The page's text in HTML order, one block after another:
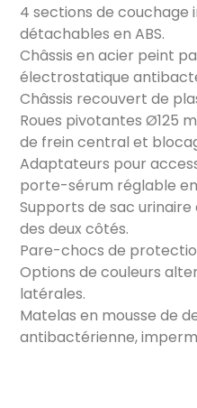
4 sections de couchage
détachables en ABS.
Châssis en acier peint
électrostatique
Châssis recouvert de
Roues pivotantes Ø125
de frein central et
Adaptateurs pour
porte-sérum réglable
Supports de sac
des deux côtés.
Pare-chocs de
Options de couleurs
latérales.
Matelas en mousse de
antibactérienne,